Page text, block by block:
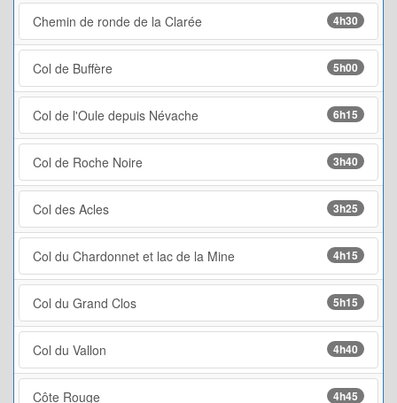
Chemin de ronde de la Clarée 4h30
Col de Buffère 5h00
Col de l'Oule depuis Névache 6h15
Col de Roche Noire 3h40
Col des Acles 3h25
Col du Chardonnet et lac de la Mine 4h15
Col du Grand Clos 5h15
Col du Vallon 4h40
Côte Rouge 4h45